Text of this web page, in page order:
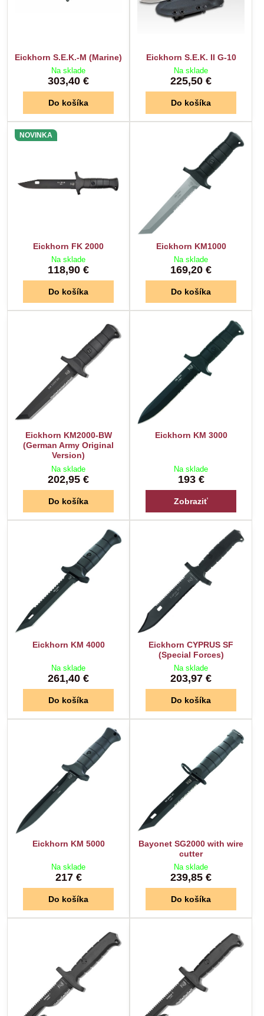
Eickhorn S.E.K.-M (Marine)
Na sklade
303,40 €
Do košíka
Eickhorn S.E.K. II G-10
Na sklade
225,50 €
Do košíka
NOVINKA
Eickhorn FK 2000
Na sklade
118,90 €
Do košíka
Eickhorn KM1000
Na sklade
169,20 €
Do košíka
Eickhorn KM2000-BW
(German Army Original
Version)
Na sklade
202,95 €
Do košíka
Eickhorn KM 3000
Na sklade
193 €
Zobraziť
Eickhorn KM 4000
Na sklade
261,40 €
Do košíka
Eickhorn CYPRUS SF
(Special Forces)
Na sklade
203,97 €
Do košíka
Eickhorn KM 5000
Na sklade
217 €
Do košíka
Bayonet SG2000 with wire
cutter
Na sklade
239,85 €
Do košíka